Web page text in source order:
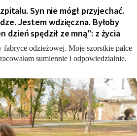
Syn nie mógł przyjechać.
Jestem wdzięczna. Byłoby
dzień spędził ze mną": z życia
fabryce odzieżowej. Moje szorstkie palce
sumiennie i odpowiedzialnie.